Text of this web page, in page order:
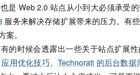
是 Web 2.0 站点从小到大必须承受
服务来解决存储扩展带来的压力。有
。
的时候会透露出一些关于站点扩展
用优化技巧、Technorati 的后台数据